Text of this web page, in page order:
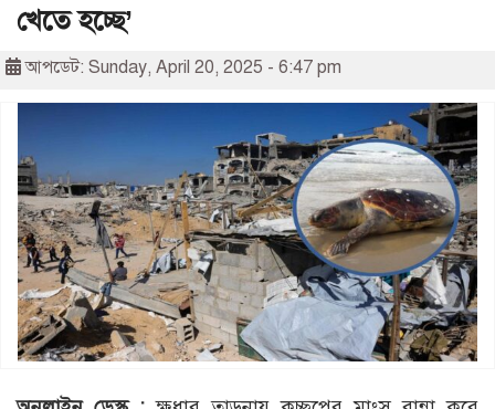
খেতে হচ্ছে’
আপডেট: Sunday, April 20, 2025 - 6:47 pm